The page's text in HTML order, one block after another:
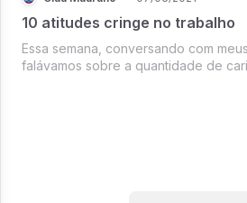
10 atitudes cringe no trabalho
Essa semana, conversando com
falávamos sobre a quantidade de